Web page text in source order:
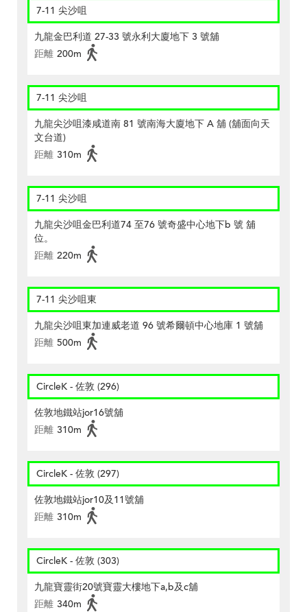
7-11 尖沙咀
九龍金巴利道 27-33 號永利大廈地下 3 號舖
距離 200m
7-11 尖沙咀
九龍尖沙咀漆咸道南 81 號南海大廈地下 A 舖 (舖面向天
文台道)
距離 310m
7-11 尖沙咀
九龍尖沙咀金巴利道74 至76 號奇盛中心地下b 號 舖
位。
距離 220m
7-11 尖沙咀東
九龍尖沙咀東加連威老道 96 號希爾頓中心地庫 1 號舖
距離 500m
CircleK - 佐敦 (296)
佐敦地鐵站jor16號舖
距離 310m
CircleK - 佐敦 (297)
佐敦地鐵站jor10及11號舖
距離 310m
CircleK - 佐敦 (303)
九龍寶靈街20號寶靈大樓地下a,b及c舖
距離 340m